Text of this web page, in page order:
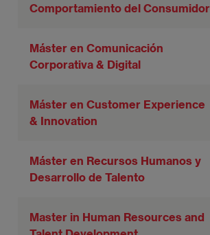
Comportamiento del Consumidor
Máster en Comunicación
Corporativa & Digital
Máster en Customer Experience
& Innovation
Máster en Recursos Humanos y
Desarrollo de Talento
Master in Human Resources and